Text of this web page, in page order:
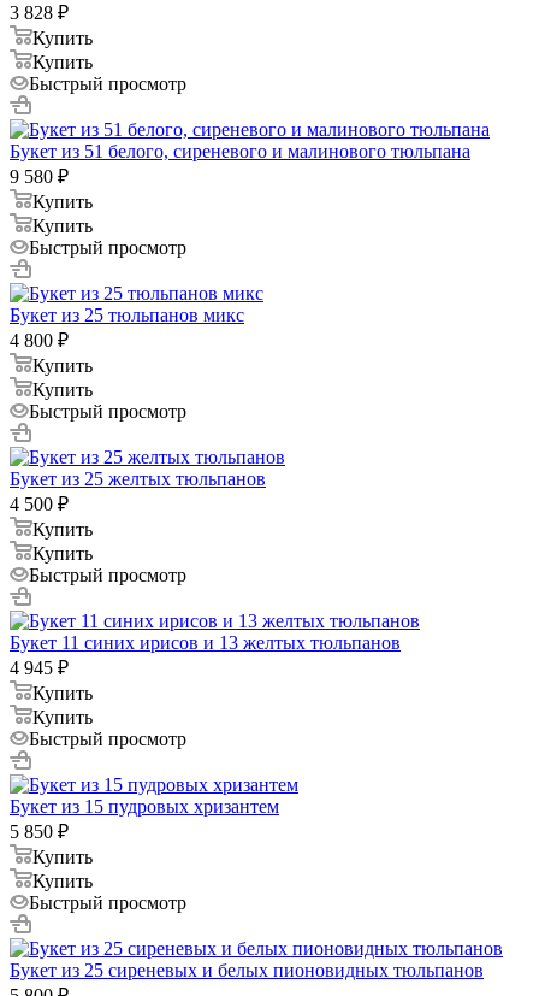
3 828 ₽
Купить
Купить
Быстрый просмотр
Букет из 51 белого, сиреневого и малинового тюльпана
9 580 ₽
Купить
Купить
Быстрый просмотр
Букет из 25 тюльпанов микс
4 800 ₽
Купить
Купить
Быстрый просмотр
Букет из 25 желтых тюльпанов
4 500 ₽
Купить
Купить
Быстрый просмотр
Букет 11 синих ирисов и 13 желтых тюльпанов
4 945 ₽
Купить
Купить
Быстрый просмотр
Букет из 15 пудровых хризантем
5 850 ₽
Купить
Купить
Быстрый просмотр
Букет из 25 сиреневых и белых пионовидных тюльпанов